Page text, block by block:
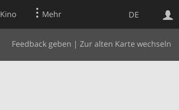
DE
Kino Mehr
Feedback geben | Zur alten Karte wechseln
Websuche